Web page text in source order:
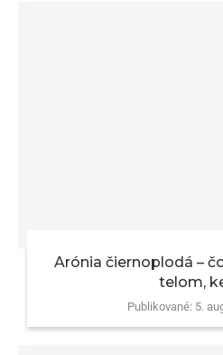
Arónia čiernoplodá –
telom,
Publikované: 5.